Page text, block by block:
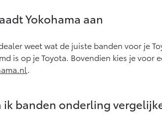
Yokohama aan
weet wat de juiste banden voor je
is op je Toyota. Bovendien kies je
.
ik banden onderling